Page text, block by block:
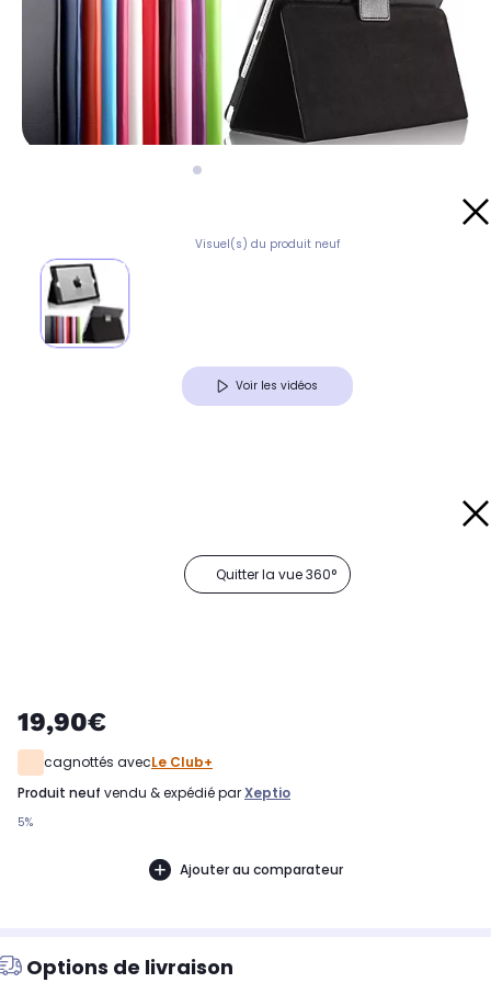
Visuel(s) du produit neuf
Voir les vidéos
Quitter la vue 360°
19,90€
cagnottés avecLe Club+
produit neuf vendu & expédié parXeptio
5%
Ajouter au comparateur
Options de livraison